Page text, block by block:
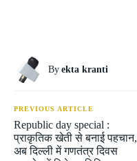
By ekta kranti
PREVIOUS ARTICLE
Republic day special :
प्राकृतिक खेती से बनाई पहचान,
अब दिल्ली में गणतंत्र दिवस